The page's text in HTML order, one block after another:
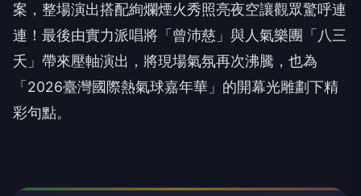
案，整場演出搭配絢爛煙火秀照亮夜空讓觀眾驚呼連
連！最後由實力派唱將「曾沛慈」與人氣樂團「八三
夭」帶來壓軸演出，將現場氣氛再次沸騰，也為
「2026臺灣國際熱氣球嘉年華」的開幕光雕劃下精
彩句點。